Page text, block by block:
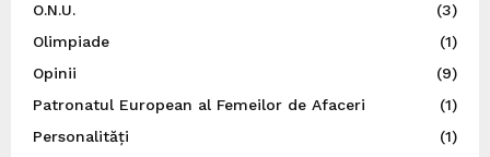
O.N.U.
(3)
Olimpiade
(1)
Opinii
(9)
Patronatul European al Femeilor de Afaceri
(1)
Personalități
(1)